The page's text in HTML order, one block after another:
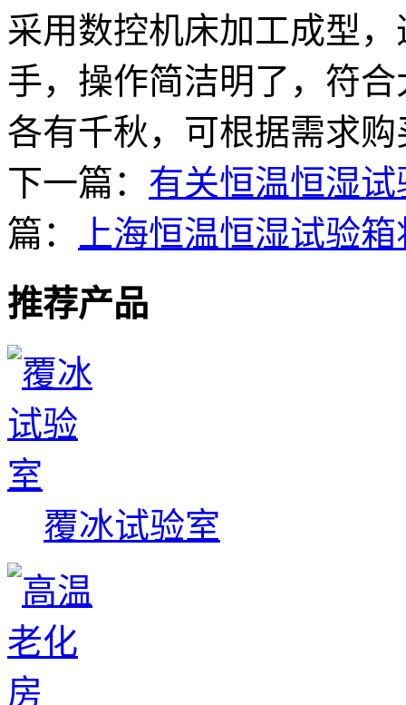
采用数控机床加工成型
手，操作简洁明了，符
各有千秋，可根据需求购
下一篇： 有关恒温恒湿
篇：
上海恒温恒湿试验
推荐产品
覆冰试验室